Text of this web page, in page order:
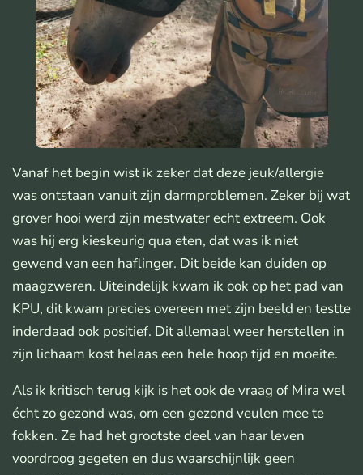
Vanaf het begin wist ik zeker dat deze jeuk/allergie
was ontstaan vanuit zijn darmproblemen. Zeker bij wat
grover hooi werd zijn mestwater echt extreem. Ook
was hij erg kieskeurig qua eten, dat was ik niet
gewend van een haflinger. Dit beide kan duiden op
maagzweren. Uiteindelijk kwam ik ook op het pad van
KPU, dit kwam precies overeen met zijn beeld en testte
inderdaad ook positief. Dit allemaal weer herstellen in
zijn lichaam kost helaas een hele hoop tijd en moeite.
Als ik kritisch terug kijk is het ook de vraag of Mira wel
écht zo gezond was, om een gezond veulen mee te
fokken. Ze had het grootste deel van haar leven
voordroog gegeten en dus waarschijnlijk geen